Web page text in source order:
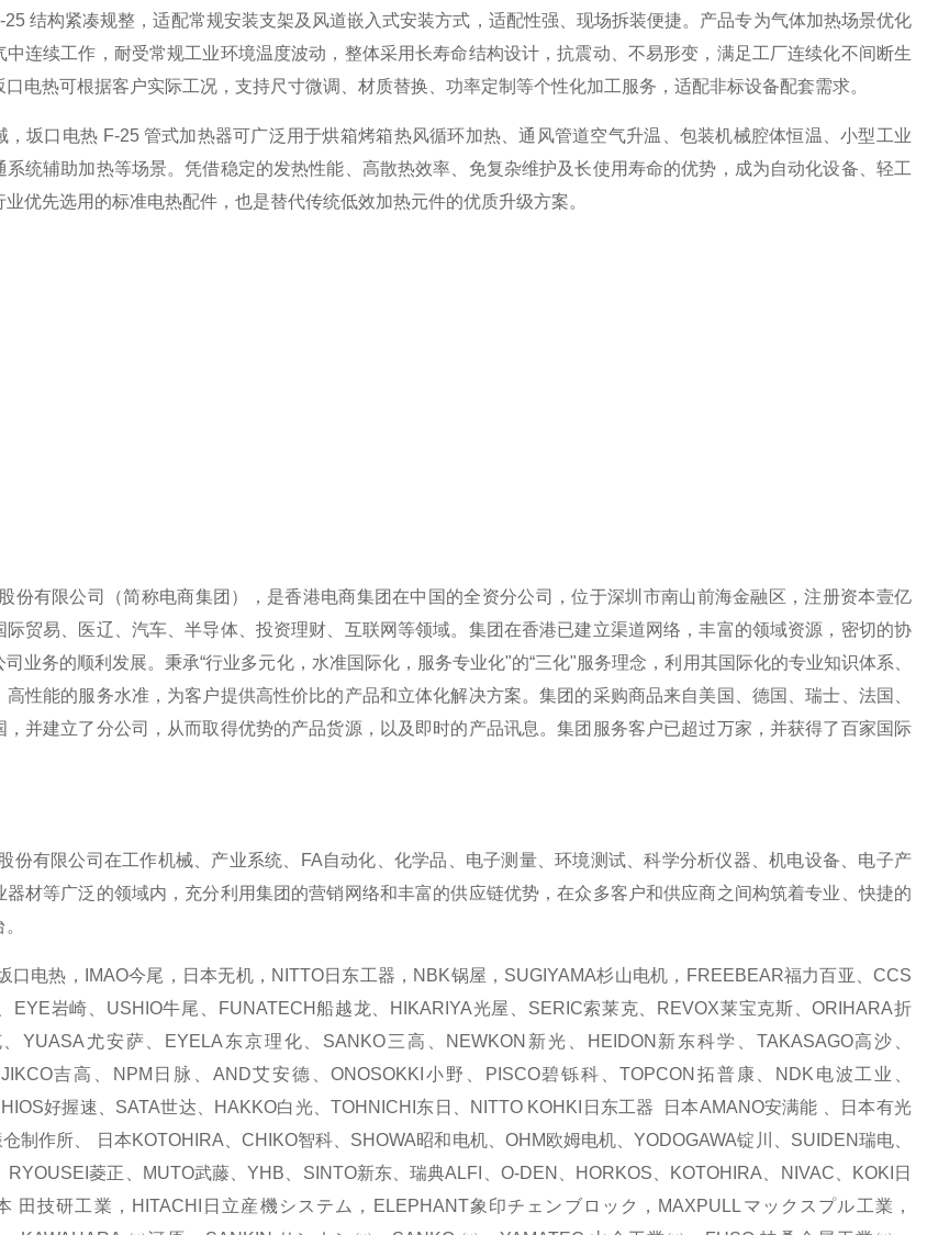
结构紧凑规整，适配常规安装支架及风道嵌入式安装方式，适配性强、现场拆装便捷。产品专为气体加热场景优化
中连续工作，耐受常规工业环境温度波动，整体采用长寿命结构设计，抗震动、不易形变，满足工厂连续化不间断生
电热可根据客户实际工况，支持尺寸微调、材质替换、功率定制等个性化加工服务，适配非标设备配套需求。
，坂口电热 F-25 管式加热器可广泛用于烘箱烤箱热风循环加热、通风管道空气升温、包装机械腔体恒温、小型工业
系统辅助加热等场景。凭借稳定的发热性能、高散热效率、免复杂维护及长使用寿命的优势，成为自动化设备、轻工
优先选用的标准电热配件，也是替代传统低效加热元件的优质升级方案。
限公司（简称电商集团），是香港电商集团在中国的全资分公司，位于深圳市南山前海金融区，注册资本壹亿
际贸易、医辽、汽车、半导体、投资理财、互联网等领域。集团在香港已建立渠道网络，丰富的领域资源，密切的协
业务的顺利发展。秉承“行业多元化，水准国际化，服务专业化"的“三化"服务理念，利用其国际化的专业知识体系、
性能的服务水准，为客户提供高性价比的产品和立体化解决方案。集团的采购商品来自美国、德国、瑞士、法国、
，并建立了分公司，从而取得优势的产品货源，以及即时的产品讯息。集团服务客户已超过万家，并获得了百家国际
限公司在工作机械、产业系统、FA自动化、化学品、电子测量、环境测试、科学分析仪器、机电设备、电子产
器材等广泛的领域内，充分利用集团的营销网络和丰富的供应链优势，在众多客户和供应商之间构筑着专业、快捷的
热，IMAO今尾，日本无机，NITTO日东工器，NBK锅屋，SUGIYAMA杉山电机，FREEBEAR福力百亚、CCS
EYE岩崎、USHIO牛尾、FUNATECH船越龙、HIKARIYA光屋、SERIC索莱克、REVOX莱宝克斯、ORIHARA折
YUASA尤安萨、EYELA东京理化、SANKO三高、NEWKON新光、HEIDON新东科学、TAKASAGO高沙、
吉高、NPM日脉、AND艾安德、ONOSOKKI小野、PISCO碧铄科、TOPCON拓普康、NDK电波工业、
好握速、SATA世达、HAKKO白光、TOHNICHI东日、NITTO KOHKI日东工器 日本AMANO安满能 、日本有光
制作所、 日本KOTOHIRA、CHIKO智科、SHOWA昭和电机、OHM欧姆电机、YODOGAWA锭川、SUIDEN瑞电、
RYOUSEI菱正、MUTO武藤、YHB、SINTO新东、瑞典ALFI、O-DEN、HORKOS、KOTOHIRA、NIVAC、KOKI日
田技研工業，HITACHI日立産機システム，ELEPHANT象印チェンブロック，MAXPULLマックスプル工業，